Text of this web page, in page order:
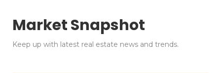
Market Snapshot
Keep up with latest real estate news and trends.